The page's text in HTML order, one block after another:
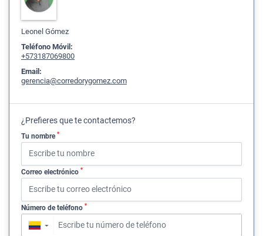
Leonel Gómez
Teléfono Móvil:
+573187069800
Email:
gerencia@corredorygomez.com
¿Prefieres que te contactemos?
Tu nombre *
Correo electrónico *
Número de teléfono *
▼